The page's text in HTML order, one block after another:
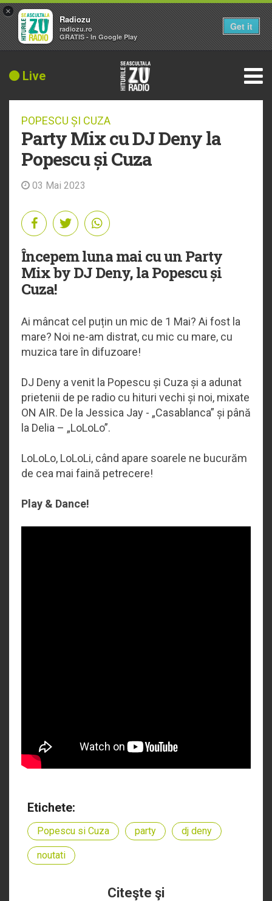
Live
POPESCU ȘI CUZA
Party Mix cu DJ Deny la
Popescu și Cuza
03 Mai 2023
Începem luna mai cu un Party
Mix by DJ Deny, la Popescu și
Cuza!
Ai mâncat cel puțin un mic de 1 Mai? Ai fost la
mare? Noi ne-am distrat, cu mic cu mare, cu
muzica tare în difuzoare!
DJ Deny a venit la Popescu și Cuza și a adunat
prietenii de pe radio cu hituri vechi și noi, mixate
ON AIR. De la Jessica Jay - „Casablanca” și până
la Delia – „LoLoLo”.
LoLoLo, LoLoLi, când apare soarele ne bucurăm
de cea mai faină petrecere!
Play & Dance!
Etichete:
Popescu si Cuza party dj deny
noutati
Citeşte şi
×
Radiozu
radiozu.ro
GRATIS - In Google Play
Get it